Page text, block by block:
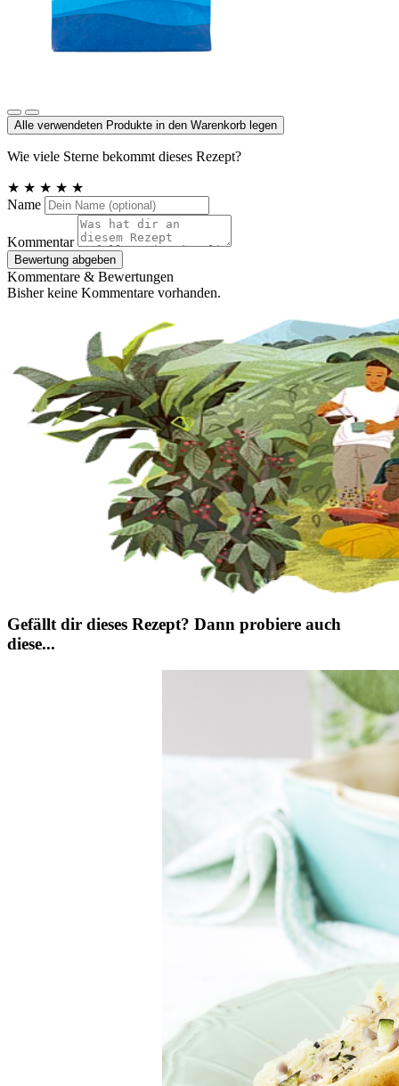
Alle verwendeten Produkte in den Warenkorb legen
Wie viele Sterne bekommt dieses Rezept?
★ ★ ★ ★ ★
Name
Kommentar
Bewertung abgeben
Kommentare & Bewertungen
Bisher keine Kommentare vorhanden.
Gefällt dir dieses Rezept? Dann probiere auch
diese...